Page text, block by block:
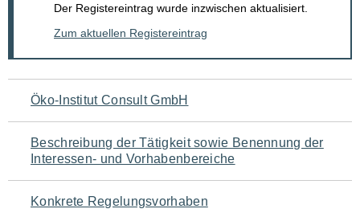
Der Registereintrag wurde inzwischen aktualisiert.
Zum aktuellen Registereintrag
Navigation
für
den
Seiteninhalt
Öko-Institut Consult GmbH
Beschreibung der Tätigkeit sowie Benennung der
Interessen- und Vorhabenbereiche
Konkrete Regelungsvorhaben